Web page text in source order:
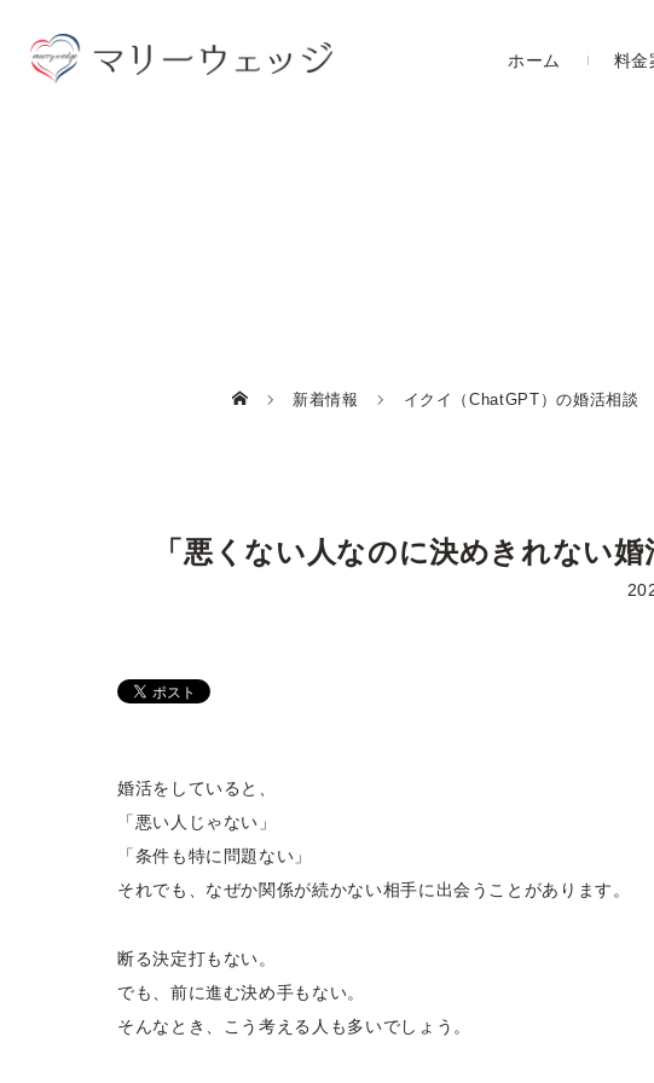
ホーム 料金
新着情報 イクイ（ChatGPT）の婚活相談
「悪くない人なのに決めきれない
婚活をしていると、
「悪い人じゃない」
「条件も特に問題ない」
それでも、なぜか関係が続かない相手に出会うことがあります。
断る決定打もない。
でも、前に進む決め手もない。
そんなとき、こう考える人も多いでしょう。